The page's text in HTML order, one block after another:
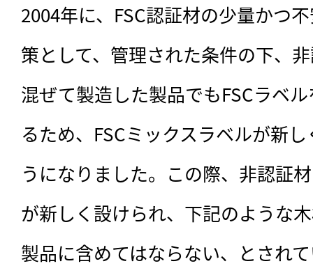
2004年に、FSC認証材の少量かつ
策として、管理された条件の下、
混ぜて製造した製品でもFSCラベ
るため、FSCミックスラベルが新
うになりました。この際、非認証
が新しく設けられ、下記のような
製品に含めてはならない、とされ